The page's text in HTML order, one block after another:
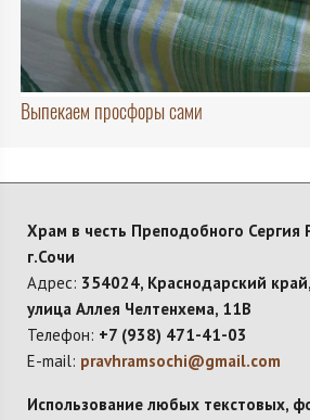
Выпекаем просфоры сами
Храм в честь Преподобного Сергия
г.Сочи
Адрес: 354024, Краснодарский
улица Аллея Челтенхема, 11В
Телефон: +7 (938) 471-41-03
E-mail: pravhramsochi@gmail.com
Использование любых текстовых,